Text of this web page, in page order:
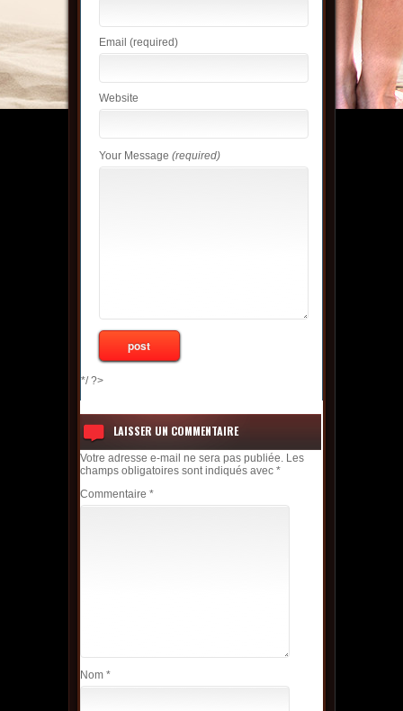
Email (required)
Website
Your Message (required)
*/ ?>
LAISSER UN COMMENTAIRE
Votre adresse e-mail ne sera pas publiée. Les
champs obligatoires sont indiqués avec *
Commentaire *
Nom *